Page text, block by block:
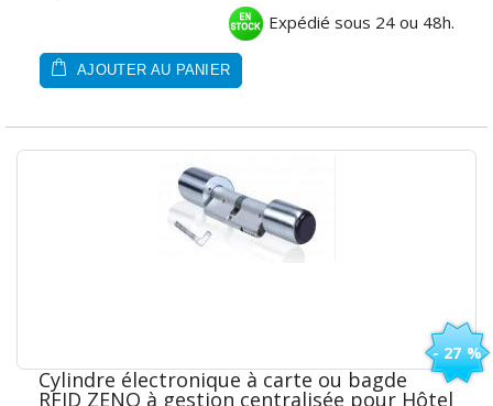
Expédié sous 24 ou 48h.
AJOUTER AU PANIER
- 27 %
Cylindre électronique à carte ou bagde
RFID ZENO à gestion centralisée pour Hôtel